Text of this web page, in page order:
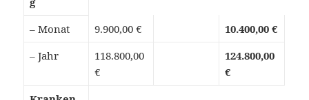
– Monat
9.900,00 €
10.400,00 €
– Jahr
118.800,00
€
124.800,00
€